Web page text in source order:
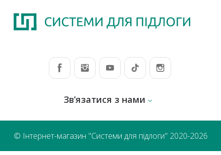
Зв’язатися з нами
© Інтернет-магазин "Системи для підлоги" 2020-2026